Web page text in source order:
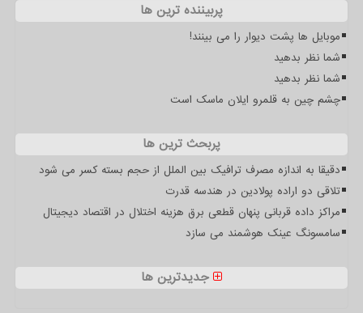
پربیننده ترین ها
موبایل ها پشت دیوار را می بینند!
شما نظر بدهید
شما نظر بدهید
چشم چین به قلمرو ایلان ماسک است
پربحث ترین ها
دقیقا به اندازه مصرف ترافیک بین الملل از حجم بسته کسر می شود
تلاقی دو اراده پولادین در هندسه قدرت
مراکز داده قربانی پنهان قطعی برق هزینه اختلال در اقتصاد دیجیتال
سامسونگ عینک هوشمند می سازد
جدیدترین ها